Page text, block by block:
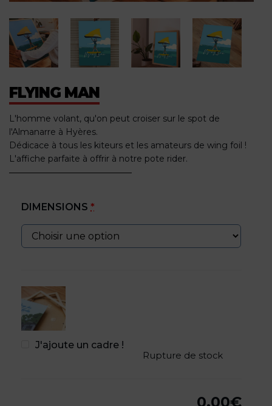
FLYING MAN
L'homme volant, qu'on peut croiser sur le spot de
l'Almanarre à Hyères.
Dédicace à tous les kiteurs et les amateurs de wing foil !
L'affiche parfaite à offrir à notre pote rider.
DIMENSIONS*
J'ajoute un cadre !
Rupture de stock
0,00€